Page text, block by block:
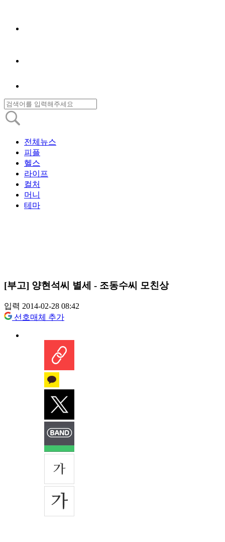
전체뉴스
피플
헬스
라이프
컬처
머니
테마
[부고] 양현석씨 별세 - 조동수씨 모친상
입력 2014-02-28 08:42
선호매체 추가